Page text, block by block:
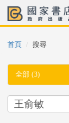
首頁 搜尋
全部 (3)